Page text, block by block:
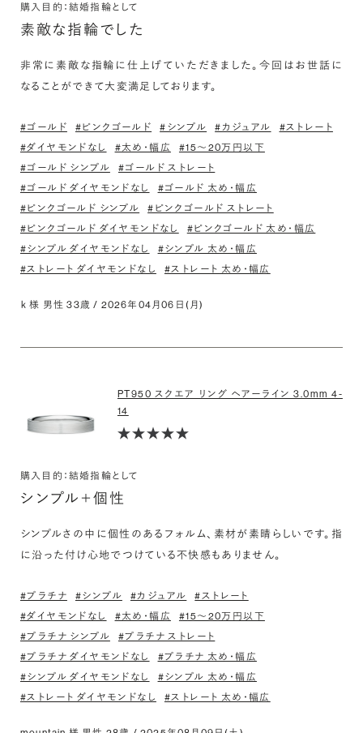
購入目的：結婚指輪として
素敵な指輪でした
非常に素敵な指輪に仕上げていただきました。今回はお世話に
なることができて大変満足しております。
#ゴールド #ピンクゴールド #シンプル #カジュアル
#ストレート
#ダイヤモンドなし
#太め・幅広
#15〜20万円以下
#ゴールド シンプル
#ゴールド ストレート
#ゴールド ダイヤモンドなし
#ゴールド 太め・幅広
#ピンクゴールド シンプル
#ピンクゴールド ストレート
#ピンクゴールド ダイヤモンドなし
#ピンクゴールド 太め・幅広
#シンプル ダイヤモンドなし
#シンプル 太め・幅広
#ストレート ダイヤモンドなし
#ストレート 太め・幅広
ｋ 様 男性 33歳 / 2026年04月06日(月)
PT950 スクエア リング ヘアーライン 3.0mm 4-
14
購入目的：結婚指輪として
シンプル＋個性
シンプルさの中に個性のあるフォルム、素材が素晴らしいです。指
に沿った付け心地でつけている不快感もありません。
#プラチナ #シンプル #カジュアル
#ストレート
#ダイヤモンドなし
#太め・幅広
#15〜20万円以下
#プラチナ シンプル
#プラチナ ストレート
#プラチナ ダイヤモンドなし
#プラチナ 太め・幅広
#シンプル ダイヤモンドなし
#シンプル 太め・幅広
#ストレート ダイヤモンドなし
#ストレート 太め・幅広